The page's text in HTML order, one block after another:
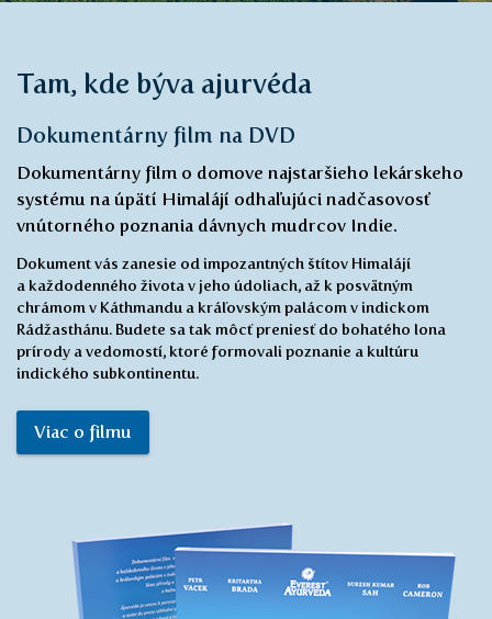
Tam, kde býva ajurvéda
Dokumentárny film na DVD
Dokumentárny film o domove najstaršieho lekárskeho
systému na úpätí Himalájí odhaľujúci nadčasovosť
vnútorného poznania dávnych mudrcov Indie.
Dokument vás zanesie od impozantných štítov Himalájí
a každodenného života v jeho údoliach, až k posvätným
chrámom v Káthmandu a kráľovským palácom v indickom
Rádžasthánu. Budete sa tak môcť preniesť do bohatého lona
prírody a vedomostí, ktoré formovali poznanie a kultúru
indického subkontinentu.
Viac o filmu